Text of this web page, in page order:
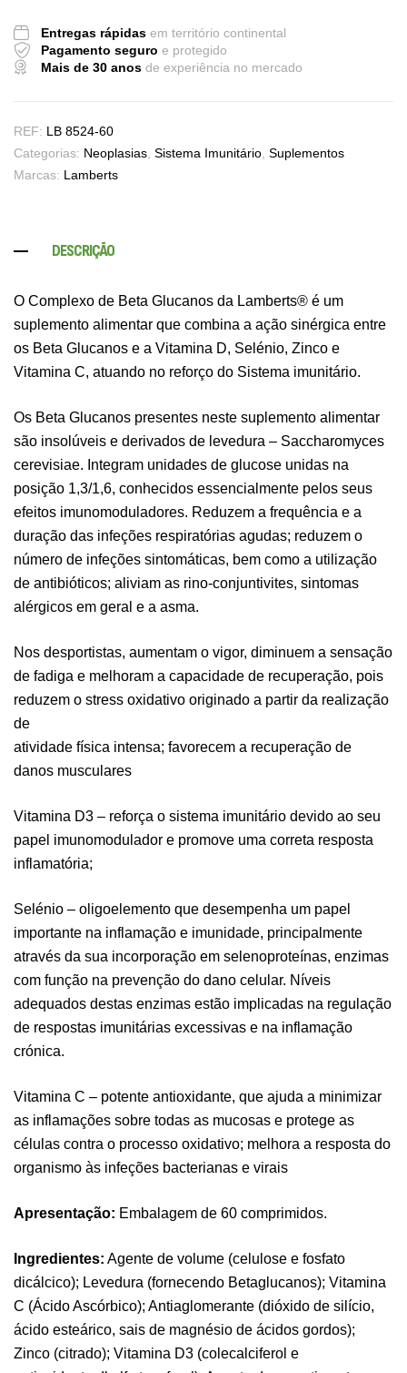
Entregas rápidas em território continental
Pagamento seguro e protegido
Mais de 30 anos de experiência no mercado
REF: LB 8524-60
Categorias: Neoplasias Sistema Imunitário Suplementos
Marcas: Lamberts
DESCRIÇÃO
O Complexo de Beta Glucanos da Lamberts® é um
suplemento alimentar que combina a ação sinérgica entre
os Beta Glucanos e a Vitamina D, Selénio, Zinco e
Vitamina C, atuando no reforço do Sistema imunitário.
Os Beta Glucanos presentes neste suplemento alimentar
são insolúveis e derivados de levedura – Saccharomyces
cerevisiae. Integram unidades de glucose unidas na
posição 1,3/1,6, conhecidos essencialmente pelos seus
efeitos imunomoduladores. Reduzem a frequência e a
duração das infeções respiratórias agudas; reduzem o
número de infeções sintomáticas, bem como a utilização
de antibióticos; aliviam as rino-conjuntivites, sintomas
alérgicos em geral e a asma.
Nos desportistas, aumentam o vigor, diminuem a sensação
de fadiga e melhoram a capacidade de recuperação, pois
reduzem o stress oxidativo originado a partir da realização
de
atividade física intensa; favorecem a recuperação de
danos musculares
Vitamina D3 – reforça o sistema imunitário devido ao seu
papel imunomodulador e promove uma correta resposta
inflamatória;
Selénio – oligoelemento que desempenha um papel
importante na inflamação e imunidade, principalmente
através da sua incorporação em selenoproteínas, enzimas
com função na prevenção do dano celular. Níveis
adequados destas enzimas estão implicadas na regulação
de respostas imunitárias excessivas e na inflamação
crónica.
Vitamina C – potente antioxidante, que ajuda a minimizar
as inflamações sobre todas as mucosas e protege as
células contra o processo oxidativo; melhora a resposta do
organismo às infeções bacterianas e virais
Apresentação: Embalagem de 60 comprimidos.
Ingredientes: Agente de volume (celulose e fosfato
dicálcico); Levedura (fornecendo Betaglucanos); Vitamina
C (Ácido Ascórbico); Antiaglomerante (dióxido de silício,
ácido esteárico, sais de magnésio de ácidos gordos);
Zinco (citrado); Vitamina D3 (colecalciferol e